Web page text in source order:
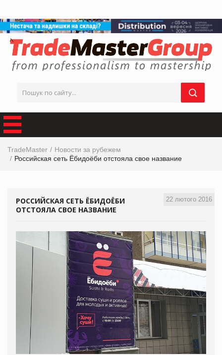
TradeMaster
Новости за рубежем
Российская сеть Ёбидоёби отстояла свое название
22 лютого 2016
РОССИЙСКАЯ СЕТЬ ЁБИДОЁБИ
ОТСТОЯЛА СВОЕ НАЗВАНИЕ